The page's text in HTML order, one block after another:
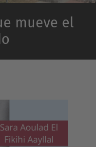
mueve el
verano
Desde el día 1 hasta el